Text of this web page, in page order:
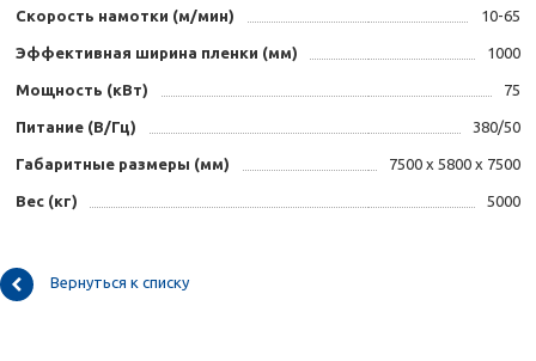
Скорость намотки (м/мин) 10-65
Эффективная ширина пленки (мм) 1000
Мощность (кВт) 75
Питание (В/Гц) 380/50
Габаритные размеры (мм) 7500 х 5800 х 7500
Вес (кг) 5000
Вернуться к списку